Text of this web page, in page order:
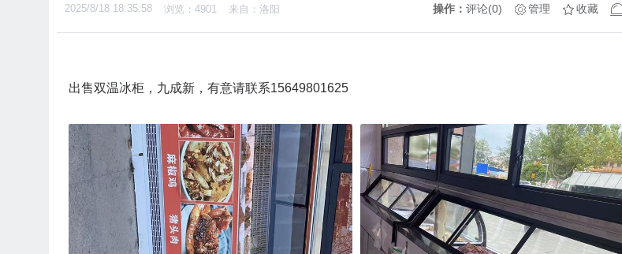
2025/8/18 18:35:58 浏览：4901 来自：洛阳 操作： 评论(0) 管理 收藏
出售双温冰柜，九成新，有意请联系15649801625